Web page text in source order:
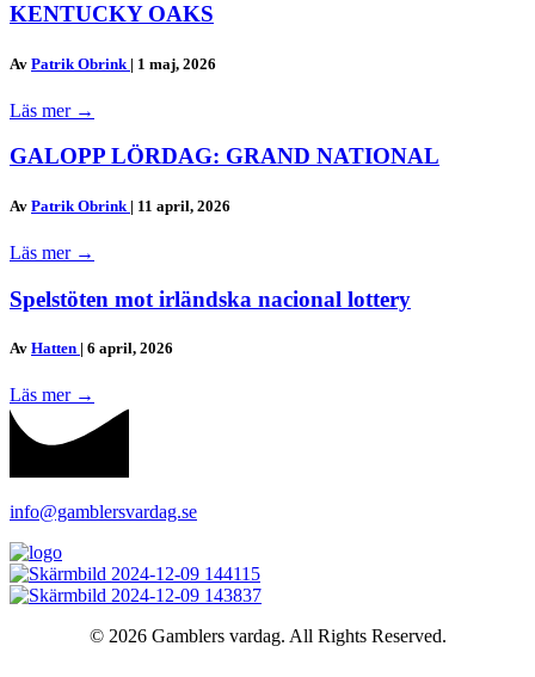
KENTUCKY OAKS
Av Patrik Obrink | 1 maj, 2026
Läs mer →
GALOPP LÖRDAG: GRAND NATIONAL
Av Patrik Obrink | 11 april, 2026
Läs mer →
Spelstöten mot irländska nacional lottery
Av Hatten | 6 april, 2026
Läs mer →
info@gamblersvardag.se
© 2026 Gamblers vardag. All Rights Reserved.